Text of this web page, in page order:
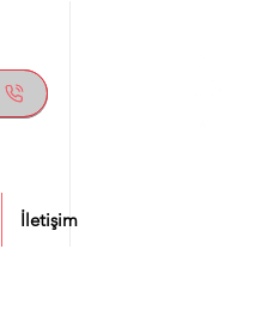
İletişim